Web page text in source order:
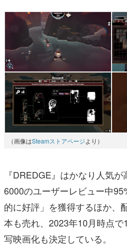
（画像はSteamストアページより）
『DREDGE』はかなり人気
6000のユーザーレビュー中
的に好評」を獲得するほか、
本も売れ、2023年10月時点
写映画化も決定している。